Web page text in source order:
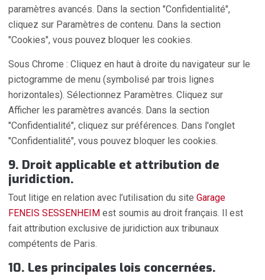
paramètres avancés. Dans la section "Confidentialité",
cliquez sur Paramètres de contenu. Dans la section
"Cookies", vous pouvez bloquer les cookies.
Sous Chrome : Cliquez en haut à droite du navigateur sur le
pictogramme de menu (symbolisé par trois lignes
horizontales). Sélectionnez Paramètres. Cliquez sur
Afficher les paramètres avancés. Dans la section
"Confidentialité", cliquez sur préférences. Dans l'onglet
"Confidentialité", vous pouvez bloquer les cookies.
9. Droit applicable et attribution de
juridiction.
Tout litige en relation avec l’utilisation du siteGarage
FENEIS SESSENHEIM est soumis au droit français. Il est
fait attribution exclusive de juridiction aux tribunaux
compétents de Paris.
10. Les principales lois concernées.